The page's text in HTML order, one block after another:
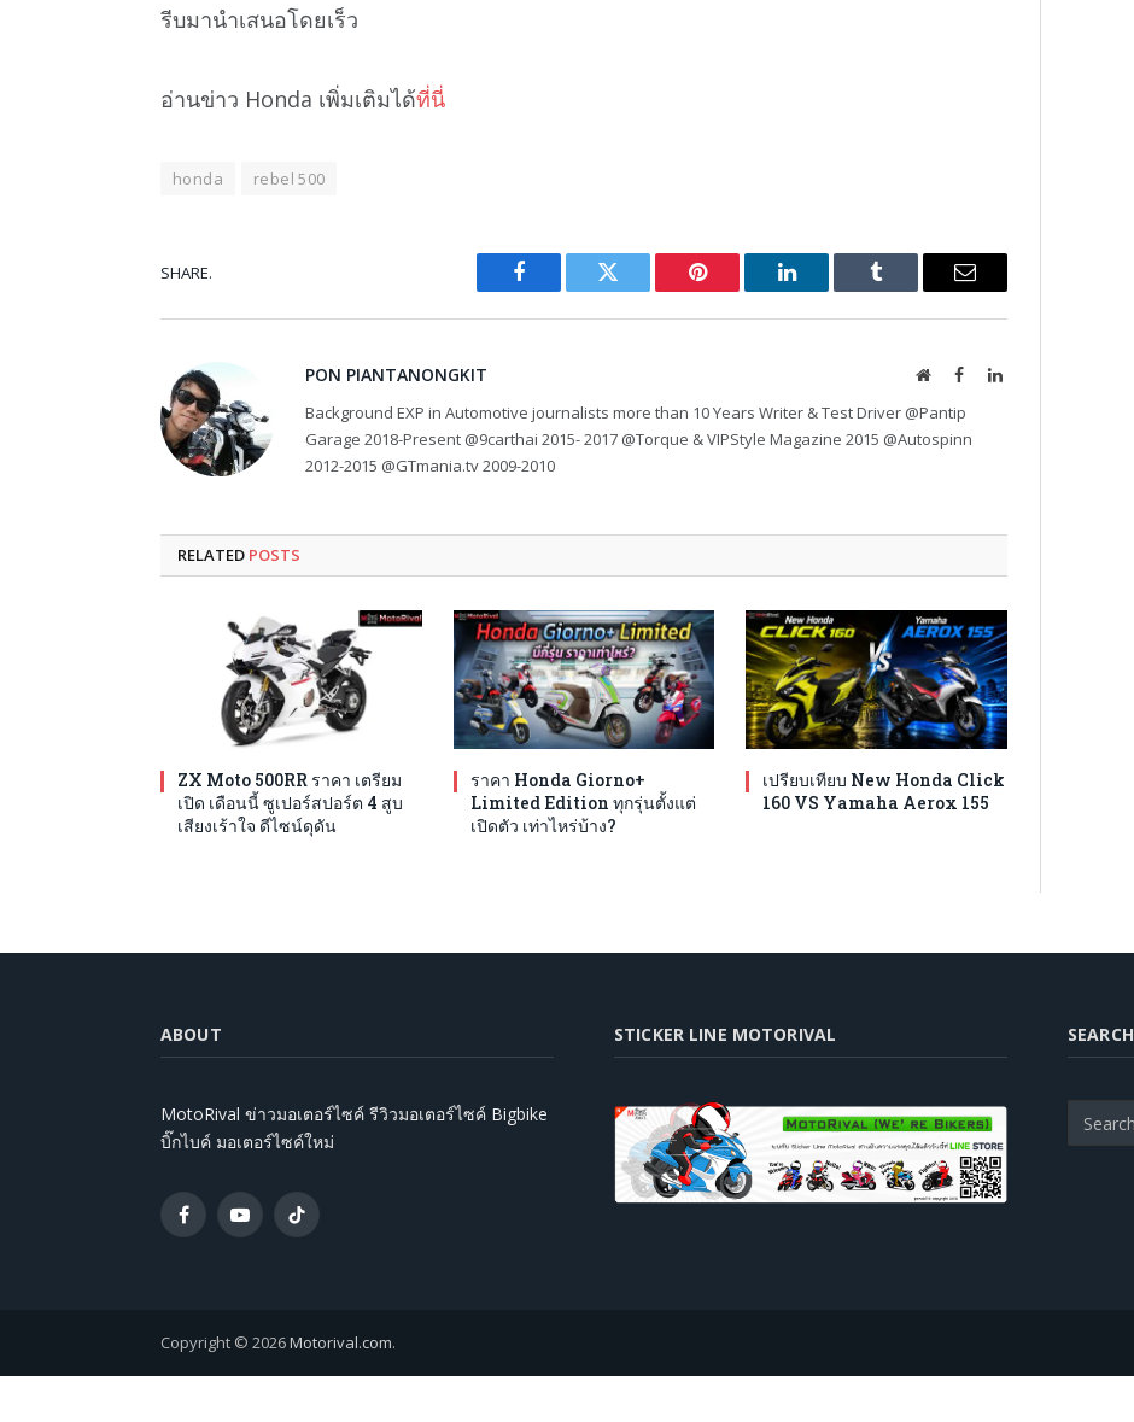
รีบมานำเสนอโดยเร็ว
อ่านข่าว Honda เพิ่มเติมได้ที่นี่
honda rebel 500
SHARE.
Facebook Twitter Pinterest LinkedIn Tumblr Email
PON PIANTANONGKIT WebsiteFacebookLinkedIn
Background EXP in Automotive journalists more than 10 Years Writer & Test Driver @Pantip
Garage 2018-Present @9carthai 2015- 2017 @Torque & VIPStyle Magazine 2015 @Autospinn
2012-2015 @GTmania.tv 2009-2010
RELATED POSTS
ZX Moto 500RR ราคา เตรียม
เปิด เดือนนี้ ซูเปอร์สปอร์ต 4 สูบ
เสียงเร้าใจ ดีไซน์ดุดัน
ราคา Honda Giorno+
Limited Edition ทุกรุ่นตั้งแต่
เปิดตัว เท่าไหร่บ้าง?
เปรียบเทียบ New Honda Click
160 VS Yamaha Aerox 155
ABOUT
MotoRival ข่าวมอเตอร์ไซค์ รีวิวมอเตอร์ไซค์ Bigbike
บิ๊กไบค์ มอเตอร์ไซค์ใหม่
FacebookYouTubeTikTok
STICKER LINE MOTORIVAL SEARCH
Copyright © 2026Motorival.com.